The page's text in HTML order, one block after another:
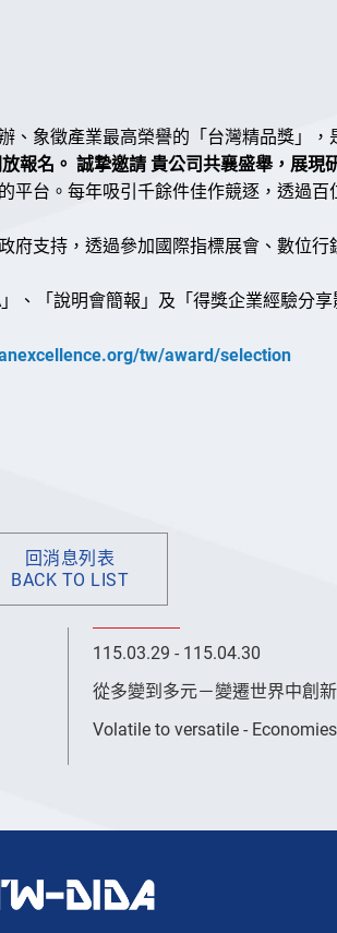
象徵產業最高榮譽的「台灣精品獎」
報名。 誠摯邀請 貴公司共襄盛舉，展現
台。每年吸引千餘件佳作競逐，透過百
支持，透過參加國際指標展會、數位行
、「說明會簡報」及「得獎企業經驗分
tw/award/selection
回消息列表
BACK TO LIST
115.03.29 - 115.04.30
從多變到多元－變遷世界中創
Volatile to versatile -